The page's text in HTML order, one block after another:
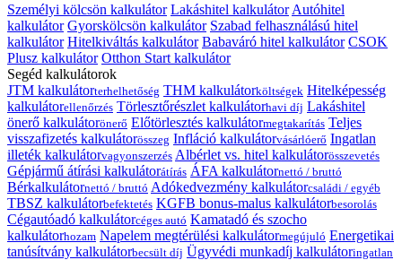
Személyi kölcsön kalkulátor Lakáshitel kalkulátor Autóhitel
kalkulátor Gyorskölcsön kalkulátor Szabad felhasználású hitel
kalkulátor Hitelkiváltás kalkulátor Babaváró hitel kalkulátor CSOK
Plusz kalkulátor Otthon Start kalkulátor
Segéd kalkulátorok
JTM kalkulátorterhelhetőség THM kalkulátorköltségek Hitelképesség
kalkulátorellenőrzés Törlesztőrészlet kalkulátorhavi díj Lakáshitel
önerő kalkulátorönerő Előtörlesztés kalkulátormegtakarítás Teljes
visszafizetés kalkulátorösszeg Infláció kalkulátorvásárlóerő Ingatlan
illeték kalkulátorvagyonszerzés Albérlet vs. hitel kalkulátorösszevetés
Gépjármű átírási kalkulátorátírás ÁFA kalkulátornettó / bruttó
Bérkalkulátornettó / bruttó Adókedvezmény kalkulátorcsaládi / egyéb
TBSZ kalkulátorbefektetés KGFB bonus-malus kalkulátorbesorolás
Cégautóadó kalkulátorcéges autó Kamatadó és szocho
kalkulátorhozam Napelem megtérülési kalkulátormegújuló Energetikai
tanúsítvány kalkulátorbecsült díj Ügyvédi munkadíj kalkulátoringatlan